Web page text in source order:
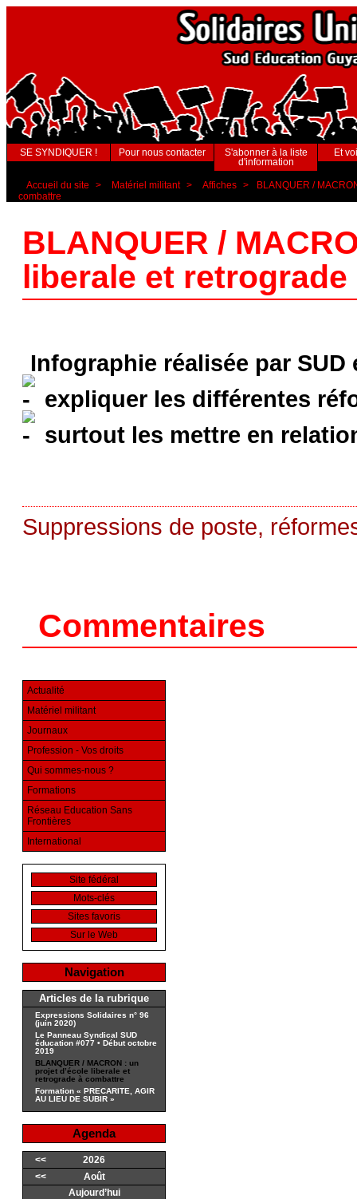
SE SYNDIQUER ! Pour nous contacter
S'abonner à la liste
d'information
Et
Accueil du site > Matériel militant > Affiches >
BLANQUER /
combattre
BLANQUER /
liberale et
Infographie réalisée par
expliquer les différentes
surtout les mettre en
Suppressions de poste,
Commentaires
Actualité
Matériel militant
Journaux
Profession - Vos droits
Qui sommes-nous ?
Formations
Réseau Education Sans
Frontières
International
Site fédéral
Mots-clés
Sites favoris
Sur le Web
Navigation
Articles de la rubrique
Expressions Solidaires n° 96
(juin 2020)
Le Panneau Syndical SUD
éducation #077 • Début octobre
2019
BLANQUER / MACRON : un
projet d’école liberale et
retrograde à combattre
Formation « PRECARITE, AGIR
AU LIEU DE SUBIR »
Agenda
<<
2026
<<
Août
Aujourd’hui